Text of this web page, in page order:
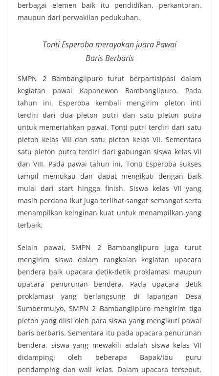
berbagai elemen baik itu pendidikan, perkantoran,
maupun dari perwakilan pedukuhan.
Tonti Esperoba merayakan juara Pawai
Baris Berbaris
SMPN 2 Bambanglipuro turut berpartisipasi dalam
kegiatan pawai Kapanewon Bambanglipuro. Pada
tahun ini, Esperoba kembali mengirim pleton inti
terdiri dari dua pleton putri dan satu pleton putra
untuk memeriahkan pawai. Tonti putri terdiri dari satu
pleton kelas VIII dan satu pleton kelas VII. Sementara
satu pleton putra terdiri dari gabungan siswa kelas VII
dan VIII. Pada pawai tahun ini, Tonti Esperoba sukses
tampil memukau dan dapat mengikuti dengan baik
mulai dari start hingga finish. Siswa kelas VII yang
masih perdana ikut juga terlihat sangat semangat serta
menampilkan keinginan kuat untuk menampilkan yang
terbaik.
Selain pawai, SMPN 2 Bambanglipuro juga turut
mengirim siswa dalam rangkaian kegiatan upacara
bendera baik upacara detik-detik proklamasi maupun
upacara penurunan bendera. Pada upacara detik
proklamasi yang berlangsung di lapangan Desa
Sumbermulyo, SMPN 2 Bambanglipuro mengirim tiga
pleton yang diisi oleh para siswa yang mengikuti pawai
baris berbaris. Sementara itu pada upacara penurunan
bendera, siswa yang mewakili adalah siswa kelas VII
didampingi oleh beberapa Bapak/Ibu guru
pendamping dan wali kelas. Dalam upacara tersebut,